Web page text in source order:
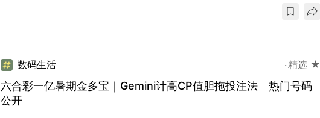
数码生活 精选 ★
六合彩一亿暑期金多宝｜Gemini计高CP值胆拖投注法 热门号码
公开